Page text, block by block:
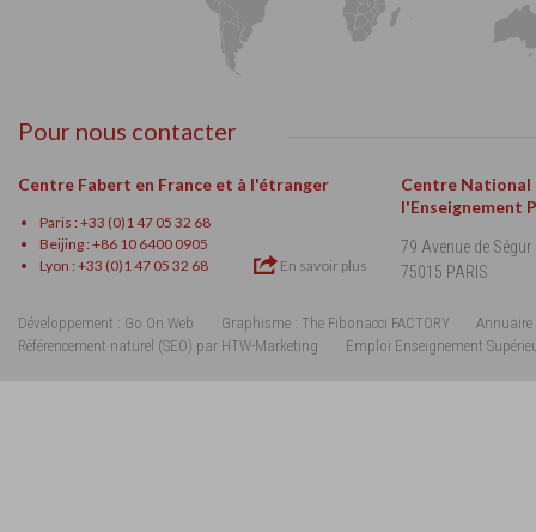
Pour nous contacter
Centre Fabert en France et à l'étranger
Paris : +33 (0)1 47 05 32 68
Beijing : +86 10 6400 0905
Lyon : +33 (0)1 47 05 32 68
En savoir plus
Centre National
l'Enseignement
79 Avenue de Ségur
75015 PARIS
Développement : Go On Web Graphisme : The Fibonacci FACTORY
Annuaire
Référencement naturel (SEO) par HTW-Marketing
Emploi Enseignement